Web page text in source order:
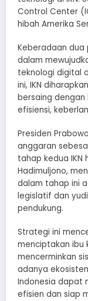
Control Center
hibah Amerika
Keberadaan dua
dalam
teknologi digital
ini, IKN
bersaing
efisiensi,
Presiden
anggaran
tahap kedua IKN
Hadimuljono,
dalam tahap ini
legislatif dan
pendukung.
Strategi ini
menciptakan ibu
mencerminkan
adanya
Indonesia dapat
efisien dan siap